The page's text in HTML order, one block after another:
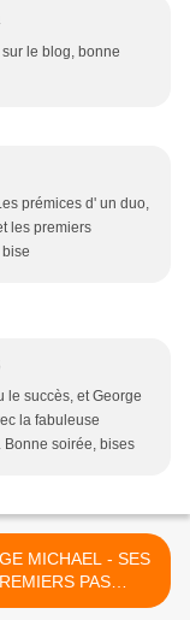
le blog, bonne
prémices d' un duo,
les premiers
le succès, et George
la fabuleuse
soirée, bises
MICHAEL - SES
PAS
LOIN DE